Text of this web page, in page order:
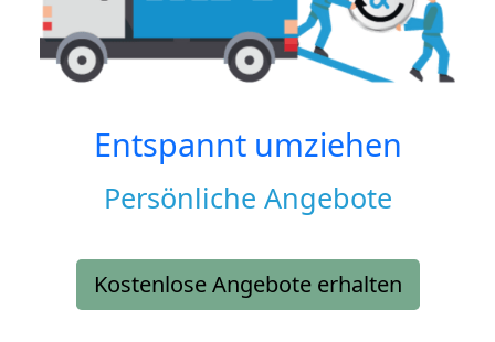
Entspannt umziehen
Persönliche Angebote
Kostenlose Angebote erhalten